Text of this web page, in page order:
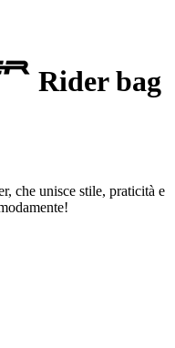
Rider bag
che unisce stile, praticità e